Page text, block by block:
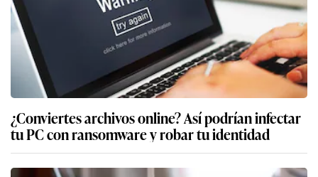
¿Conviertes archivos online? Así podrían infectar
tu PC con ransomware y robar tu identidad